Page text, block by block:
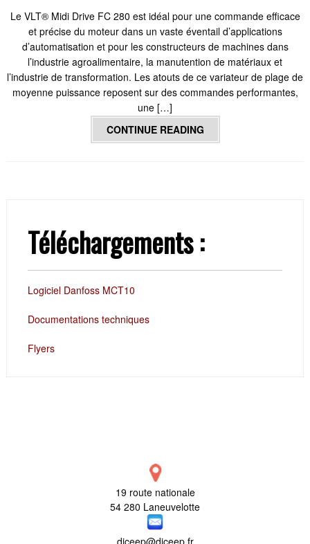
Le VLT® Midi Drive FC 280 est idéal pour une commande efficace
et précise du moteur dans un vaste éventail d’applications
d’automatisation et pour les constructeurs de machines dans
l’industrie agroalimentaire, la manutention de matériaux et
l’industrie de transformation. Les atouts de ce variateur de plage de
moyenne puissance reposent sur des commandes performantes,
une […]
CONTINUE READING
Téléchargements :
Logiciel Danfoss MCT10
Documentations techniques
Flyers
19 route nationale
54 280 Laneuvelotte
diceep@diceep.fr